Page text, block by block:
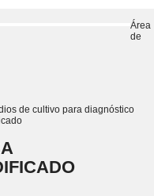
Área
de
de cultivo para diagnóstico